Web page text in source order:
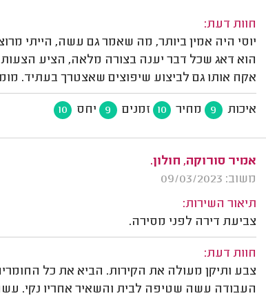
חוות דעת:
יוסי היה אמין ביותר, מה שאמר גם עשה, הייתי
הוא דאג שכל דבר יענה בצורה מלאה, הציע
אקח אותו גם לביצוע שיפוצים שאצטרך בעתיד.
איכות 9 מחיר 10 זמנים 9 יחס 10
אמיר סורוקה, חולון.
משוב: 09/03/2023
תיאור השירות:
צביעת דירה לפני מסירה.
חוות דעת:
צבע ותיקן מעולה את הקירות. הביא את כל
העבודה עשה שטיפה לבית והשאיר אחריו נקי.